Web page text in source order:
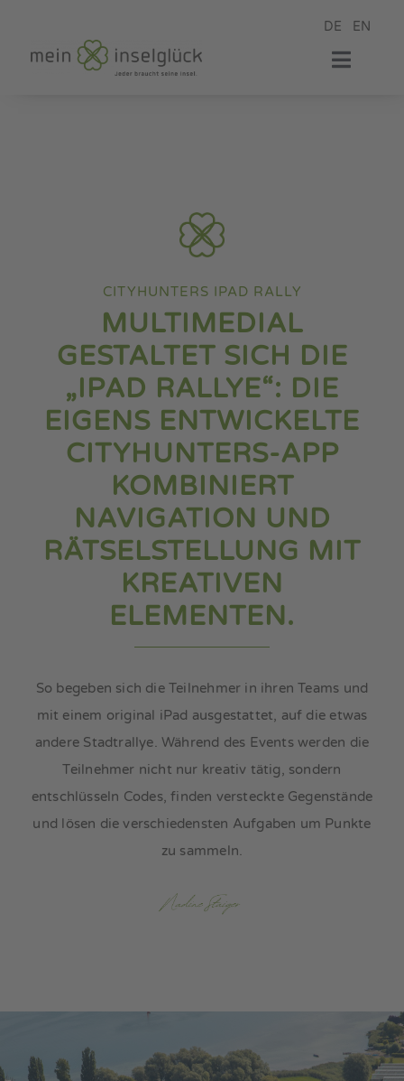
springen
DE EN
Toggle
meine Wellness
mein Event
meine Insel
CITYHUNTERS IPAD RALLY
MULTIMEDIAL
GESTALTET SICH DIE
„IPAD RALLYE“: DIE
EIGENS ENTWICKELTE
CITYHUNTERS-APP
KOMBINIERT
NAVIGATION UND
RÄTSELSTELLUNG MIT
KREATIVEN
ELEMENTEN.
So begeben sich die Teilnehmer in ihren Teams und
mit einem original iPad ausgestattet, auf die etwas
andere Stadtrallye. Während des Events werden die
Teilnehmer nicht nur kreativ tätig, sondern
entschlüsseln Codes, finden versteckte Gegenstände
und lösen die verschiedensten Aufgaben um Punkte
zu sammeln.